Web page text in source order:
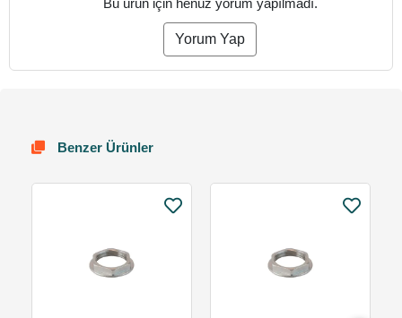
Bu ürün için henüz yorum yapılmadı.
Yorum Yap
Benzer Ürünler